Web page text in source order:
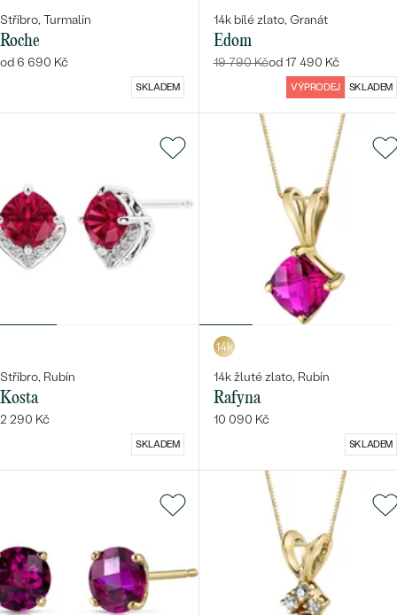
Stříbro, Turmalín
Roche
od 6 690 Kč
SKLADEM
14k bílé zlato, Granát
Edom
19 790 Kčod 17 490 Kč
VÝPRODEJ SKLADEM
Stříbro, Rubín
Kosta
2 290 Kč
SKLADEM
14k
14k žluté zlato, Rubín
Rafyna
10 090 Kč
SKLADEM